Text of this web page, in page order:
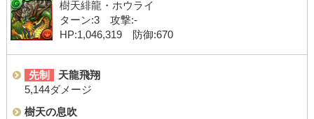
樹天緋龍・ホウライ
ターン:3 攻撃:-
HP:1,046,319 防御:670
先制
天龍飛翔
5,144ダメージ
樹天の息吹